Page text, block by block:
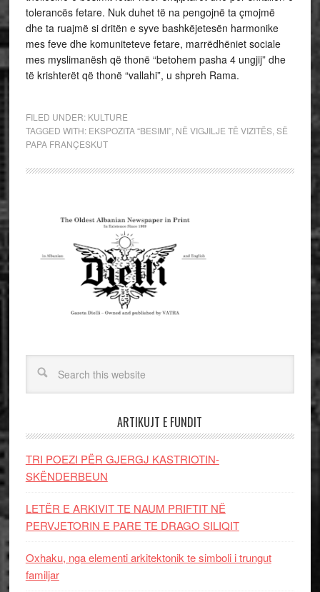
tolerancës fetare. Nuk duhet të na pengojnë ta çmojmë
dhe ta ruajmë si dritën e syve bashkëjetesën harmonike
mes feve dhe komuniteteve fetare, marrëdhëniet sociale
mes myslimanësh që thonë “betohem pasha 4 ungjij” dhe
të krishterët që thonë “vallahi”, u shpreh Rama.
FILED UNDER: KULTURE
TAGGED WITH: EKSPOZITA “BESIMI”, NË VIGJILJE TË VIZITËS, SË
PAPA FRANÇESKUT
ARTIKUJT E FUNDIT
TRI POEZI PËR GJERGJ KASTRIOTIN-
SKËNDERBEUN
LETËR E ARKIVIT TE NAUM PRIFTIT NË
PERVJETORIN E PARE TE DRAGO SILIQIT
Oxhaku, nga elementi arkitektonik te simboli i trungut
familjar